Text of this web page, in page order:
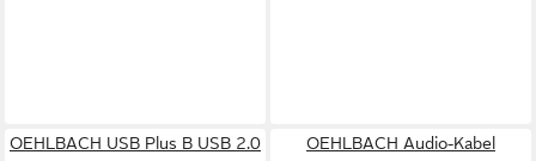
OEHLBACH USB Plus B USB 2.0
OEHLBACH Audio-Kabel